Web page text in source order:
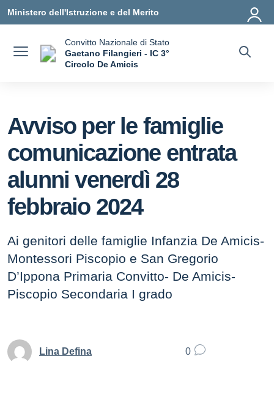
Ministero dell'Istruzione e del Merito
Convitto Nazionale di Stato
Gaetano Filangieri - IC 3°
Circolo De Amicis
Avviso per le famiglie
comunicazione entrata
alunni venerdì 28
febbraio 2024
Ai genitori delle famiglie Infanzia De Amicis-
Montessori Piscopio e San Gregorio
D’Ippona Primaria Convitto- De Amicis-
Piscopio Secondaria I grado
Lina Defina 0